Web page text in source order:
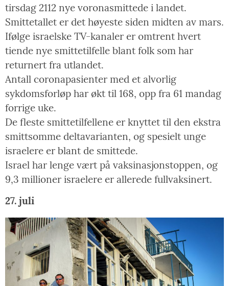
tirsdag 2112 nye voronasmittede i landet.
Smittetallet er det høyeste siden midten av mars.
Ifølge israelske TV-kanaler er omtrent hvert
tiende nye smittetilfelle blant folk som har
returnert fra utlandet.
Antall coronapasienter med et alvorlig
sykdomsforløp har økt til 168, opp fra 61 mandag
forrige uke.
De fleste smittetilfellene er knyttet til den ekstra
smittsomme deltavarianten, og spesielt unge
israelere er blant de smittede.
Israel har lenge vært på vaksinasjonstoppen, og
9,3 millioner israelere er allerede fullvaksinert.
27. juli